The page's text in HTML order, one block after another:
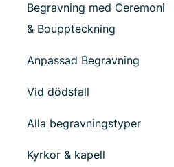
Begravning med Ceremoni
& Bouppteckning
Anpassad Begravning
Vid dödsfall
Alla begravningstyper
Kyrkor & kapell